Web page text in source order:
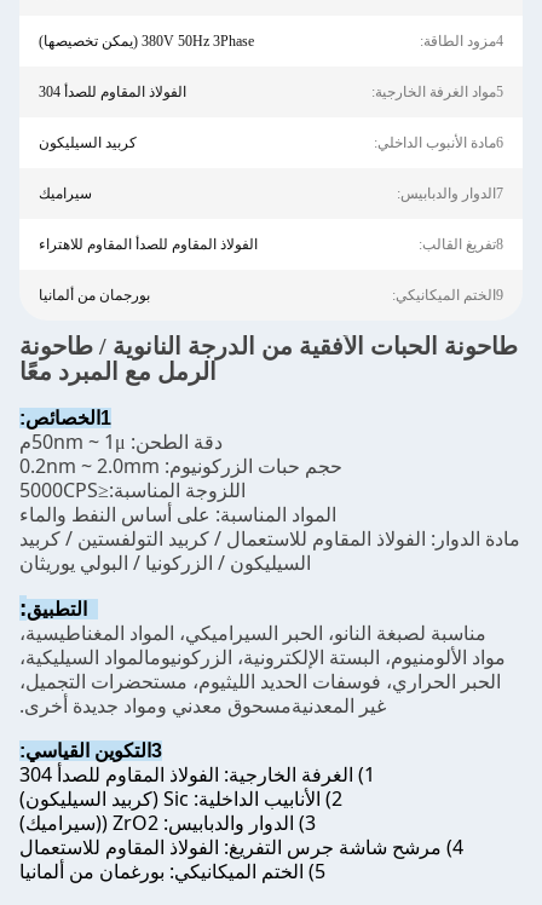
4مزود الطاقة: 380V 50Hz 3Phase (يمكن تخصيصها)
5مواد الغرفة الخارجية: الفولاذ المقاوم للصدأ 304
6مادة الأنبوب الداخلي: كربيد السيليكون
7الدوار والدبابيس: سيراميك
8تفريغ القالب: الفولاذ المقاوم للصدأ المقاوم للاهتراء
9الختم الميكانيكي: بورجمان من ألمانيا
طاحونة الحبات الأفقية من الدرجة النانوية / طاحونة
الرمل مع المبرد معًا
1الخصائص:
دقة الطحن: 50nm ~ 1 μ
م
حجم حبات الزركونيوم: 0.2nm ~ 2.0mm
اللزوجة المناسبة:≤
5000CPS
المواد المناسبة: على أساس النفط والماء
مادة الدوار: الفولاذ المقاوم للاستعمال / كربيد التولفستين / كربيد
السيليكون / الزركونيا / البولي يوريثان
:
مناسبة لصبغة النانو، الحبر السيراميكي، المواد المغناطيسية،
مواد الألومنيوم، البستة الإلكترونية، الزركونيومالمواد السيليكية،
الحبر الحراري، فوسفات الحديد الليثيوم، مستحضرات التجميل،
غير المعدنيةمسحوق معدني ومواد جديدة أخرى.
3التكوين القياسي:
1) الغرفة الخارجية: الفولاذ المقاوم للصدأ 304
2) الأنابيب الداخلية: Sic (كربيد السيليكون)
3) الدوار والدبابيس: ZrO2 ((سيراميك)
4) مرشح شاشة جرس التفريغ: الفولاذ المقاوم للاستعمال
5) الختم الميكانيكي: بورغمان من ألمانيا